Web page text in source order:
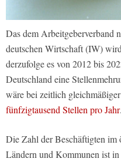
Das dem Arbeitgeberverband
deutschen Wirtschaft (IW)
derzufolge es von 2012 bis
Deutschland eine
wäre bei zeitlich
fünfzigtausend Stellen pro Jahr.
Die Zahl der Beschäftigten
Ländern und Kommunen ist in